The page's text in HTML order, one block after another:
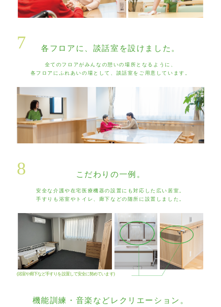
各フロアに、談話室を設けました。
全てのフロアがみんなの憩いの場所となるように、
各フロアにふれあいの場として、談話室をご用意しています。
7
こだわりの一例。
安全な介護や在宅医療機器の設置にも対応した広い居室。
手すりも浴室やトイレ、廊下などの随所に設置しました。
8
(浴室や廊下など手すりを設置して安全に努めています)
機能訓練・音楽などレクリエーション。